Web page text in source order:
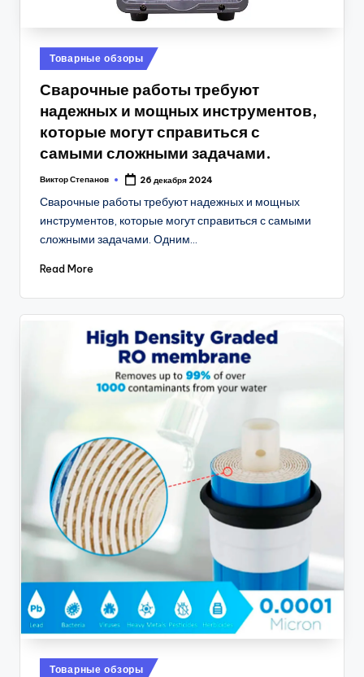
Posted
in
Товарные обзоры
Сварочные работы требуют
надежных и мощных инструментов,
которые могут справиться с
самыми сложными задачами.
Posted
Виктор Степанов 26 декабря 2024
Сварочные работы требуют надежных и мощных
инструментов, которые могут справиться с самыми
сложными задачами. Одним…
Read More
Posted
Товарные обзоры